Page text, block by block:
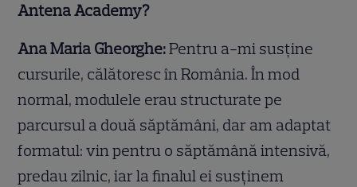
Antena Academy?
Ana Maria Gheorghe:Pentru a-mi susține
cursurile, călătoresc în România. În mod
normal, modulele erau structurate pe
parcursul a două săptămâni, dar am adaptat
formatul: vin pentru o săptămână intensivă,
predau zilnic, iar la finalul ei susținem